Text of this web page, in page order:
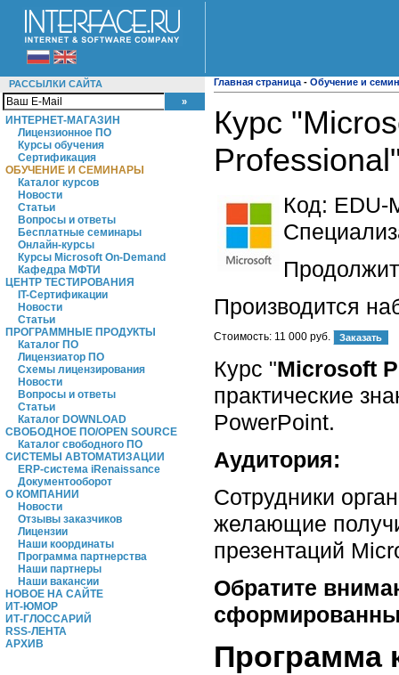
РАССЫЛКИ САЙТА
ИНТЕРНЕТ-МАГАЗИН
Лицензионное ПО
Курсы обучения
Сертификация
ОБУЧЕНИЕ И СЕМИНАРЫ
Каталог курсов
Новости
Статьи
Вопросы и ответы
Бесплатные семинары
Онлайн-курсы
Курсы Microsoft On-Demand
Кафедра МФТИ
ЦЕНТР ТЕСТИРОВАНИЯ
IT-Сертификации
Новости
Статьи
ПРОГРАММНЫЕ ПРОДУКТЫ
Каталог ПО
Лицензиатор ПО
Схемы лицензирования
Новости
Вопросы и ответы
Статьи
Каталог DOWNLOAD
СВОБОДНОЕ ПО/OPEN SOURCE
Каталог свободного ПО
СИСТЕМЫ АВТОМАТИЗАЦИИ
ERP-система iRenaissance
Документооборот
О КОМПАНИИ
Новости
Отзывы заказчиков
Лицензии
Наши координаты
Программа партнерства
Наши партнеры
Наши вакансии
НОВОЕ НА САЙТЕ
ИТ-ЮМОР
ИТ-ГЛОССАРИЙ
RSS-ЛЕНТА
АРХИВ
Главная страница - Обучение и
Курс
Код: EDU-
Производится
Стоимость: 11 000 руб.
Курс "Microsoft
практические
PowerPoint.
Аудитория:
Сотрудники
желающие
презентаций
Обратите
Программа